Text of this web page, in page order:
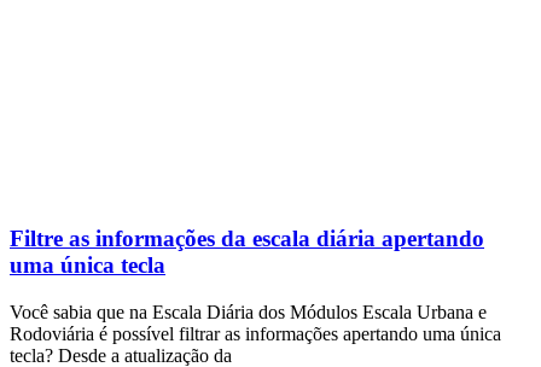
Filtre as informações da escala diária apertando
uma única tecla
Você sabia que na Escala Diária dos Módulos Escala Urbana e
Rodoviária é possível filtrar as informações apertando uma única
tecla? Desde a atualização da